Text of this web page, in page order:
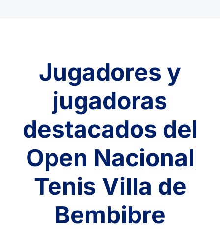
Jugadores y
jugadoras
destacados del
Open Nacional
Tenis Villa de
Bembibre